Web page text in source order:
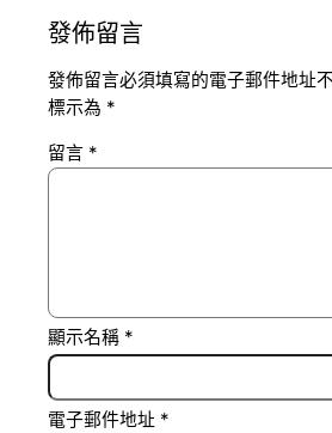
發佈留言
發佈留言必須填寫的電子郵件地址
標示為 *
留言 *
顯示名稱 *
電子郵件地址 *